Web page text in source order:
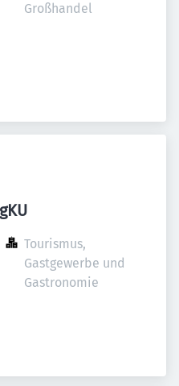
Großhandel
Tourismus,
Gastgewerbe und
Gastronomie